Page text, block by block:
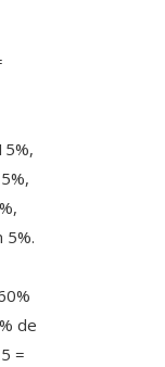
5%.
de
=